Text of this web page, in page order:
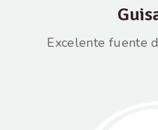
Excelente fuente